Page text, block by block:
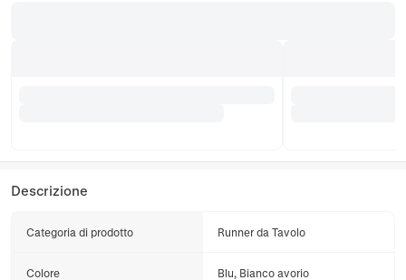
Descrizione
Categoria di prodotto Runner da Tavolo
Colore Blu, Bianco avorio